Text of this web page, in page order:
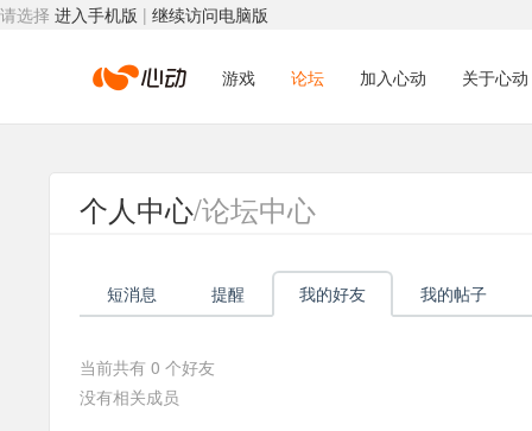
请选择 进入手机版 | 继续访问电脑版
心
动
络
游戏 论坛 加入心动 关于心动
个人中心/论坛中心
短消息 提醒 我的好友 我的帖子
当前共有 0 个好友
没有相关成员